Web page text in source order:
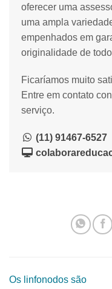
oferecer uma
uma ampla
empenhados em
originalidade de
Ficaríamos muito
Entre em contato
serviço.
(11) 91467-6527
Os linfonodos são